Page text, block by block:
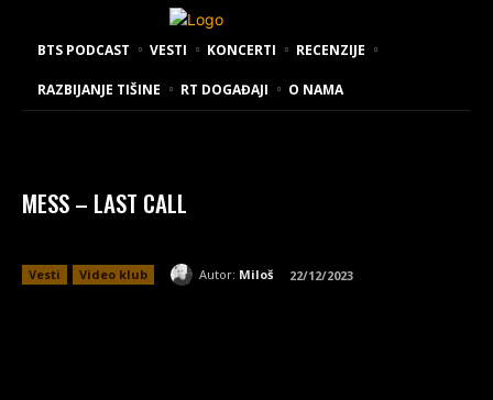
BTS PODCAST VESTI KONCERTI RECENZIJE
RAZBIJANJE TIŠINE RT DOGAĐAJI O NAMA
MESS – LAST CALL
Vesti Video klub Autor: Miloš 22/12/2023